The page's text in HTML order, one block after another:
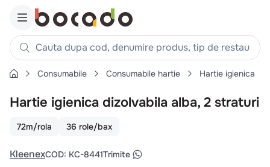
Cauta dupa cod, denumire produs, tip de restaurant,
Căutări populare
1 cartofi
. piept pui
4. chifle
Consumabile Consumabile hartie Hartie igienica
Hartie igienica dizolvabila alba, 2 straturi
72m/rola 36 role/bax
KleenexCOD: KC-8441Trimite